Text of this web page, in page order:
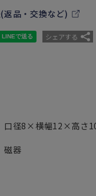
返品・交換など)
シェアする
口径8×横幅12×高さ
磁器